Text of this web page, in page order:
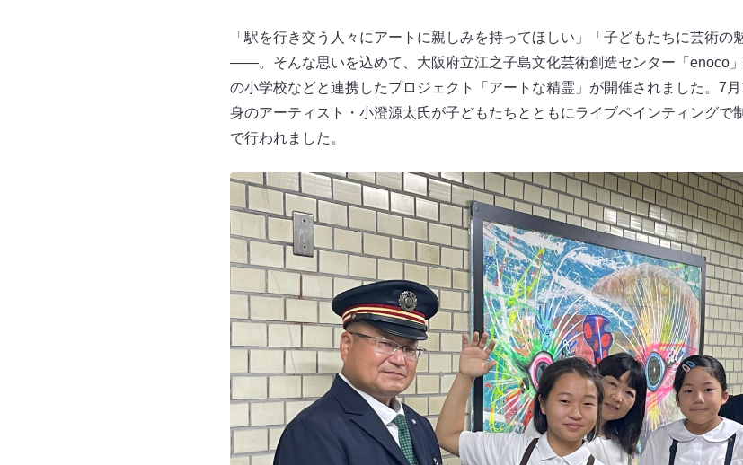
「駅を行き交う人々にアートに親しみを持ってほしい」「子どもたちに芸術の
――。そんな思いを込めて、大阪府立江之子島文化芸術創造センター「enoco
の小学校などと連携したプロジェクト「アートな精霊」が開催されました。7
身のアーティスト・小澄源太氏が子どもたちとともにライブペインティングで
で行われました。